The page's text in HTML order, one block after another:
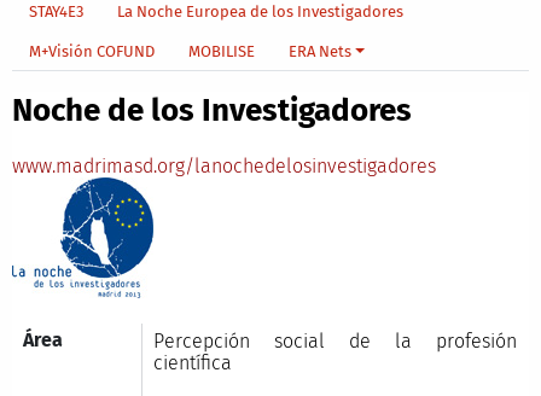
STAY4E3 La Noche Europea de los Investigadores
M+Visión COFUND MOBILISE ERA Nets
Noche de los Investigadores
www.madrimasd.org/lanochedelosinvestigadores
Área
Percepción social de la profesión
científica